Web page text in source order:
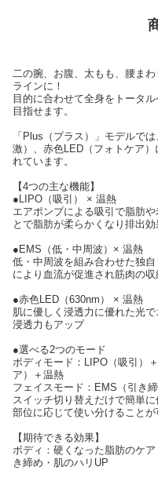
二の腕、お腹、太もも、腰ま
ラインに！
目的に合わせて全身をトータ
目指せます。
「Plus（プラス）」モデルで
激）、赤色LED（フォトケア
れています。
【4つの主な機能】
●LIPO（吸引） × 温熱
エアポンプによる吸引で脂肪
とで脂肪が柔らかくなり排出効
●EMS（低・中周波）× 温熱
低・中周波を組み合わせた独
により血流が促進され筋肉の
●赤色LED（630nm） × 温熱
肌に優しく浸透力に優れた光
浸透力もアップ
●選べる2つのモード
ボディモード：LIPO（吸引）
ア）＋温熱
フェイスモード：EMS（引き
スイッチ切り替えだけで簡単
部位に応じて使い分けることが
【期待できる効果】
ボディ：硬くなった脂肪のケ
き締め・肌のハリUP